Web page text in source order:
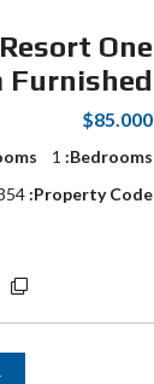
One
Furnished
$85.000
Bedrooms:
1
Property Code: